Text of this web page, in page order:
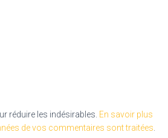
réduire les indésirables. En savoir plus
de vos commentaires sont traitées